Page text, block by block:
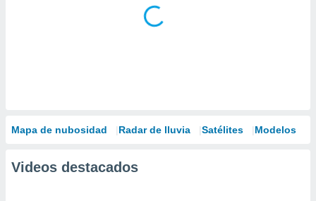
Mapa de nubosidad Radar de lluvia Satélites Modelos
Videos destacados